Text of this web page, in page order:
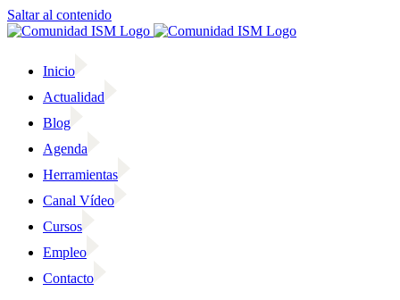
Saltar al contenido
Inicio
Actualidad
Blog
Agenda
Herramientas
Canal Vídeo
Cursos
Empleo
Contacto